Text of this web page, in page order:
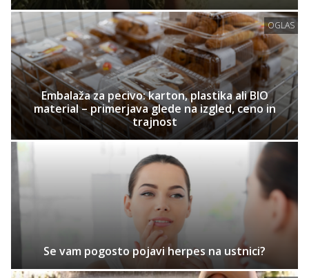
OGLAS
Embalaža za pecivo: karton, plastika ali BIO
material – primerjava glede na izgled, ceno in
trajnost
Se vam pogosto pojavi herpes na ustnici?